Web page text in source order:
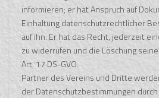
informieren; er hat Anspruch auf
Einhaltung datenschutzrechtlicher
auf ihn. Er hat das Recht, jederzeit
zu widerrufen und die Löschung
Art. 17 DS-GVO.
Partner des Vereins und Dritte
der Datenschutzbestimmungen